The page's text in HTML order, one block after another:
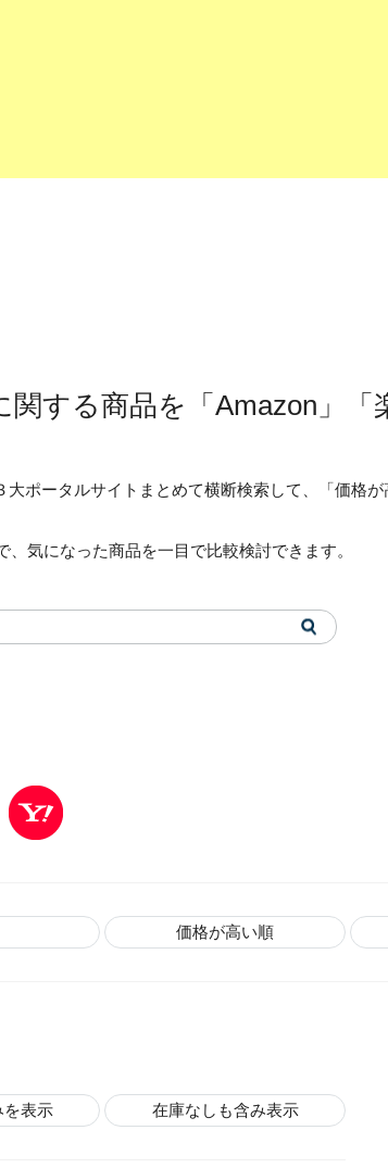
関する商品を「Amazon」
ポータルサイトまとめて横断検索して、「価格
気になった商品を一目で比較検討できます。
価格が高い順
を表示 在庫なしも含み表示